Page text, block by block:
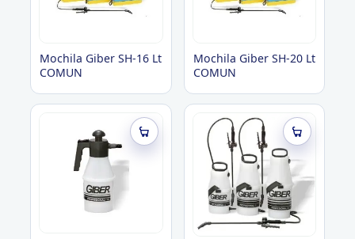
Mochila Giber SH-16 Lt
COMUN
Mochila Giber SH-20 Lt
COMUN